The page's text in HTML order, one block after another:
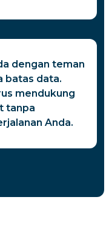
dengan teman
batas data.
mendukung
tanpa
Anda.